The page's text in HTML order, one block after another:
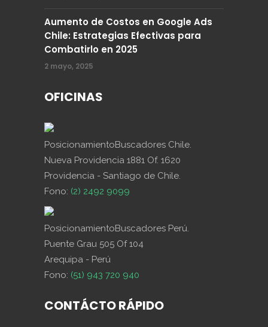
Aumento de Costos en Google Ads
Chile: Estrategias Efectivas para
Combatirlo en 2025
2 mayo, 2025
OFICINAS
PosicionamientoBuscadores Chile.
Nueva Providencia 1881 Of. 1620
Providencia - Santiago de Chile.
Fono: (2) 2492 9099
PosicionamientoBuscadores Perú.
Puente Grau 505 Of 104
Arequipa - Perú
Fono: (51) 943 720 940
CONTÁCTO RÁPIDO